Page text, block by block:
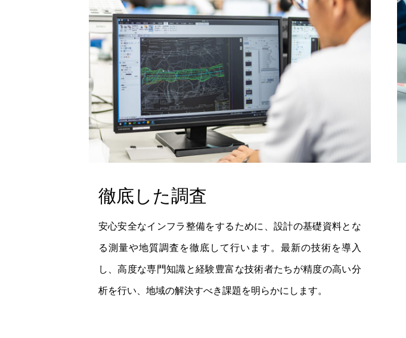
徹底した調査
安心安全なインフラ整備をするために、設計の基礎資料とな
る測量や地質調査を徹底して行います。最新の技術を導入
し、高度な専門知識と経験豊富な技術者たちが精度の高い分
析を行い、地域の解決すべき課題を明らかにします。